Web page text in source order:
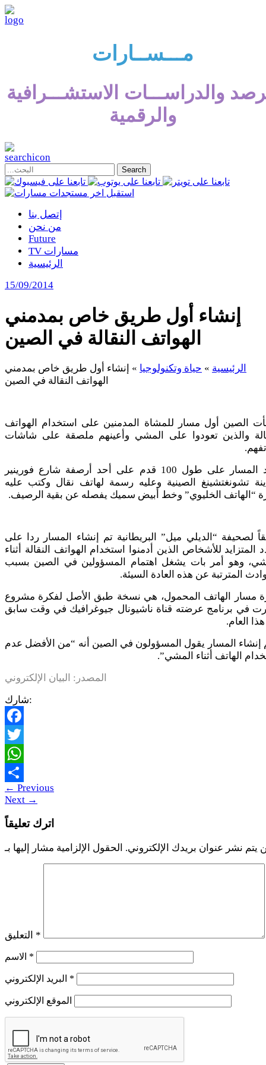
مـــســارات
والدراســـات الاستشـــرافية
والرقمية
إتصل بنا
من نحن
Future
TV مسارات
الرئيسية
15/09/2014
إنشاء أول طريق خاص بمدمني
الهواتف النقالة في الصين
الرئيسية » حياة وتكنولوجيا » إنشاء أول طريق خاص بمدمني
الهواتف النقالة في الصين
الصين أول مسار للمشاة المدمنين على استخدام الهواتف
والذين تعودوا على المشي وأعينهم ملصقة على شاشات
يمتد المسار على طول 100 قدم على أحد أرصفة شارع فورينير
تشونغتشينغ الصينية وعليه رسمة لهاتف نقال وكتب عليه
“الهاتف الخليوي” وخط أبيض سميك يفصله عن بقية الرصيف.
لصحيفة “الديلي ميل” البريطانية تم إنشاء المسار ردا على
المتزايد للأشخاص الذين أدمنوا استخدام الهواتف النقالة أثناء
وهو أمر بات يشغل اهتمام المسؤولين في الصين بسبب
المترتبة عن هذه العادة السيئة.
مسار الهاتف المحمول، هي نسخة طبق الأصل لفكرة مشروع
في برنامج عرضته قناة ناشيونال جيوغرافيك في وقت سابق
العام.
إنشاء المسار يقول المسؤولون في الصين أنه “من الأفضل عدم
الهاتف أثناء المشي”.
المصدر: البيان الإلكتروني
شارك:
Facebook
Twitter
WhatsApp
Share
← Previous
Next →
اترك تعليقاً
يتم نشر عنوان بريدك الإلكتروني.
*
*
*
الموقع الإلكتروني